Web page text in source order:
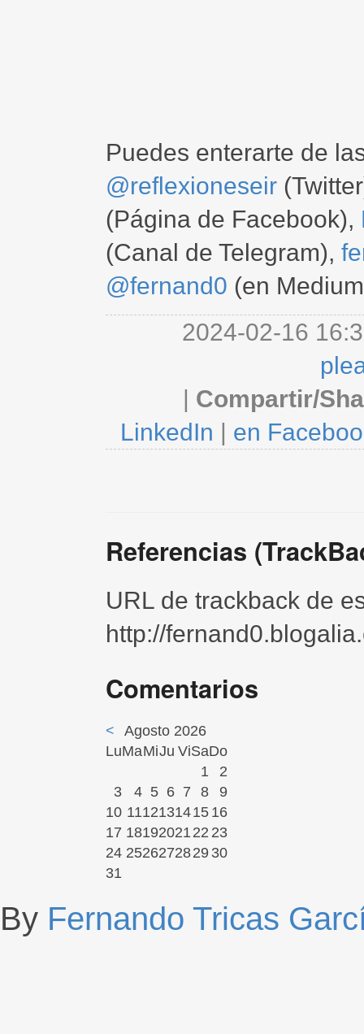
Puedes enterarte de
@reflexioneseir
(Página de Facebook),
(Canal de Telegram),
@fernand0 (en
2024-02-16
| Compartir/
LinkedIn | en
Referencias
URL de trackback de
http://
Comentarios
<
Agosto 2026
LuMaMiJu ViSaDo
1
2
3
4 5 6 7 8
9
10 1112131415 16
17 18192021 22 23
24 2526272829 30
31
By Fernando Tricas